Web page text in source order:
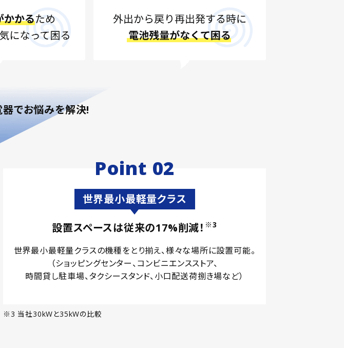
でお悩みを解決!
Point 02
世界最小最軽量クラス
設置スペースは従来の17%削減！ ※3
世界最小最軽量クラスの機種をとり揃え、様々な場所に設置可能。
（ショッピングセンター、コンビニエンスストア、
時間貸し駐車場、タクシースタンド、小口配送荷捌き場など）
※3 当社30kWと35kWの比較